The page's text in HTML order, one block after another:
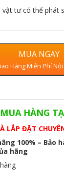
vật tư có thể phát
MUA NGAY
Hàng Miễn Phí
âm trần,Máy
HÀNG
LẮP ĐẶT
100% – Bảo
hãng